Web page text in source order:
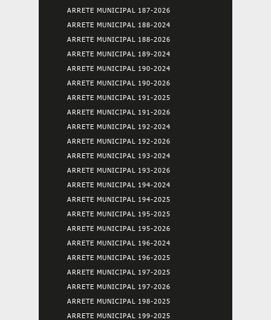
ARRETE MUNICIPAL 187-2026
ARRETE MUNICIPAL 188-2024
ARRETE MUNICIPAL 188-2026
ARRETE MUNICIPAL 189-2024
ARRETE MUNICIPAL 190-2024
ARRETE MUNICIPAL 190-2026
ARRETE MUNICIPAL 191-2025
ARRETE MUNICIPAL 191-2026
ARRETE MUNICIPAL 192-2024
ARRETE MUNICIPAL 192-2026
ARRETE MUNICIPAL 193-2024
ARRETE MUNICIPAL 193-2026
ARRETE MUNICIPAL 194-2024
ARRETE MUNICIPAL 194-2025
ARRETE MUNICIPAL 195-2025
ARRETE MUNICIPAL 195-2026
ARRETE MUNICIPAL 196-2024
ARRETE MUNICIPAL 196-2025
ARRETE MUNICIPAL 197-2025
ARRETE MUNICIPAL 197-2026
ARRETE MUNICIPAL 198-2025
ARRETE MUNICIPAL 199-2025